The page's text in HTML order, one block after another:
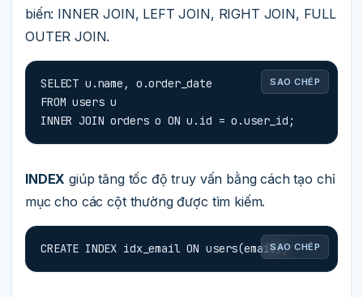
biến: INNER JOIN, LEFT JOIN, RIGHT JOIN, FULL
OUTER JOIN.
SAO CHÉP
SELECT u.name, o.order_date
FROM users u
INNER JOIN orders o ON u.id = o.user_id;
INDEX giúp tăng tốc độ truy vấn bằng cách tạo chỉ
mục cho các cột thường được tìm kiếm.
SAO CHÉP
CREATE INDEX idx_email ON users(email);